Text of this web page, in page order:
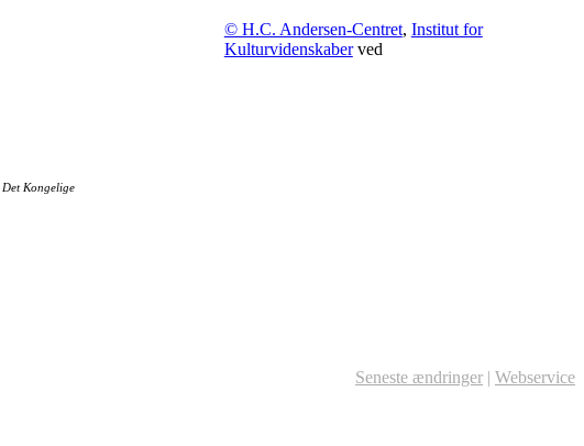
Det Kongelige
© H.C. Andersen-Centret, Institut for
Kulturvidenskaberved
Seneste ændringer | Webservice